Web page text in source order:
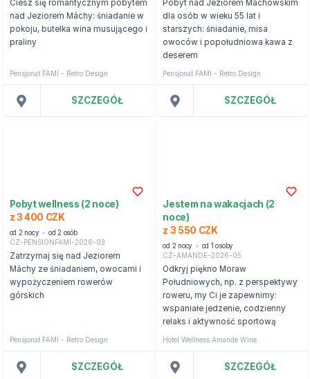
Ciesz się romantycznym pobytem
nad Jeziorem Máchy: śniadanie w
pokoju, butelka wina musującego i
praliny
Pensjonat FAMI - Retro Design
SZCZEGÓŁ
Pobyt nad Jeziorem Machowskim
dla osób w wieku 55 lat i
starszych: śniadanie, misa
owoców i popołudniowa kawa z
deserem
Pensjonat FAMI - Retro Design
SZCZEGÓŁ
Pobyt wellness (2 noce)
z 3 400 CZK
od 2 nocy
od 2 osób
CZ-PENSIONFAMI-2026-03
Zatrzymaj się nad Jeziorem
Máchy ze śniadaniem, owocami i
wypożyczeniem rowerów
górskich
Pensjonat FAMI - Retro Design
SZCZEGÓŁ
Jestem na wakacjach (2
noce)
z 3 550 CZK
od 2 nocy
od 1 osoby
CZ-AMANDE-2026-05
Odkryj piękno Moraw
Południowych, np. z perspektywy
roweru, my Ci je zapewnimy:
wspaniałe jedzenie, codzienny
relaks i aktywność sportową
Hotel Wellness Amande Wine
SZCZEGÓŁ